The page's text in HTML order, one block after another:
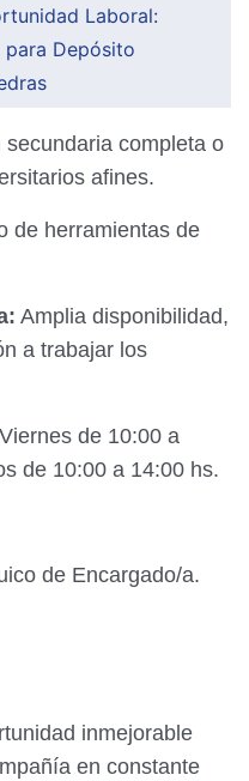
Laboral:
Depósito
secundaria completa o
afines.
de herramientas de
Amplia disponibilidad,
a trabajar los
de 10:00 a
de 10:00 a 14:00 hs.
de Encargado/a.
inmejorable
en constante